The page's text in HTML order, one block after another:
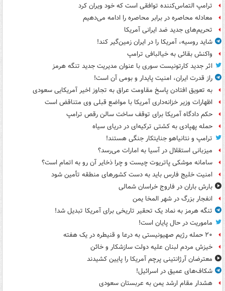
ترامپ التماس‌کننده توافقی است که خود ویران کرد
معادله محاصره در برابر محاصره را ادامه می‌دهیم
تحریم‌های جدید ضد ایرانی آمریکا
شاید روسیه، آمریکا را در ایران زمین‌گیر کند!
واکنش بقائی به خیالبافی ترامپ
اثر جدید کارتونیست سوری با عنوان مدیریت جدید تنگه هرمز
راز قدرت ایران، امنیت پایدار و بومی آن است!
به تعویق افتادن پاسخ مقاومت عراق به تجاوز اخیر آمریکایی سعودی
اظهارات وزیر خزانه‌داری آمریکا با مواضع قبلی وی متناقض است
حکم دادگاه آمریکا برای توقف ساخت سالن رقص ترامپ
حمله پهپادی به کشتی ترکیه‌ای در دریای سیاه
ترامپ و نتانیاهو جنایتکار جنگی هستند!
میزبانی استقلال در آسیا به امارات می‌رسد؟
سامانه موشکی پاتریوت چیست و چرا ذخایر آن رو به اتمام است؟
امنیت خلیج فارس باید به دست کشورهای منطقه تأمین شود
بارش باران در فاروج خراسان شمالی
انفجار بزرگ در شهر المخا یمن
تنگه هرمز به نماد یک تحقیر تاریخی برای آمریکا تبدیل شد!
ماموریت در حال پایان است!
۲۰ حمله رژیم صهیونیستی به درعا و قنیطره در یک هفته
خیزش مردم لبنان علیه دولت سازشکار و خائن
معترضان آرژانتینی پرچم آمریکا را پایین کشیدند
شکاف‌های عمیق در اسرائیل!
هشدار مقام ارشد یمن به عربستان سعودی